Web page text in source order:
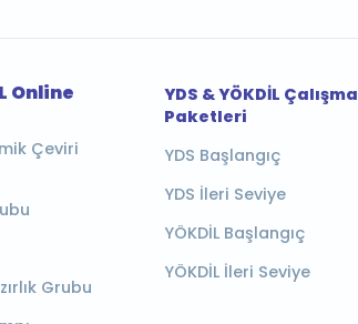
Online
Çeviri
Grubu
YDS & YÖKDİL Çalışma
Paketleri
YDS Başlangıç
YDS İleri Seviye
YÖKDİL Başlangıç
YÖKDİL İleri Seviye